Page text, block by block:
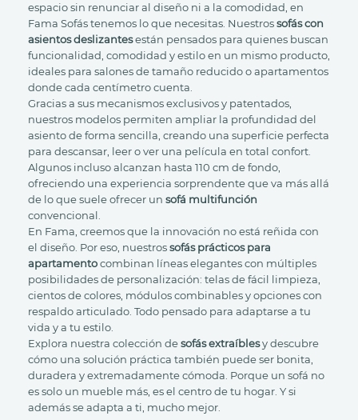
espacio sin renunciar al diseño ni a la comodidad, en
Fama Sofás tenemos lo que necesitas. Nuestrossofás con
asientos deslizantesestán pensados para quienes buscan
funcionalidad, comodidad y estilo en un mismo producto,
ideales para salones de tamaño reducido o apartamentos
donde cada centímetro cuenta.
Gracias a sus mecanismos exclusivos y patentados,
nuestros modelos permiten ampliar la profundidad del
asiento de forma sencilla, creando una superficie perfecta
para descansar, leer o ver una película en total confort.
Algunos incluso alcanzan hasta 110 cm de fondo,
ofreciendo una experiencia sorprendente que va más allá
de lo que suele ofrecer un sofá multifunción
convencional.
En Fama, creemos que la innovación no está reñida con
el diseño. Por eso, nuestrossofás prácticos para
apartamentocombinan líneas elegantes con múltiples
posibilidades de personalización: telas de fácil limpieza,
cientos de colores, módulos combinables y opciones con
respaldo articulado. Todo pensado para adaptarse a tu
vida y a tu estilo.
Explora nuestra colección desofás extraíblesy descubre
cómo una solución práctica también puede ser bonita,
duradera y extremadamente cómoda. Porque un sofá no
es solo un mueble más, es el centro de tu hogar. Y si
además se adapta a ti, mucho mejor.